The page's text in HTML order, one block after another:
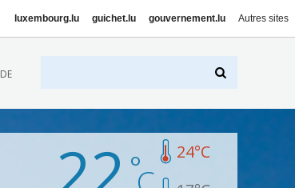
luxembourg.lu guichet.lu gouvernement.lu Autres sites
DE
24°C